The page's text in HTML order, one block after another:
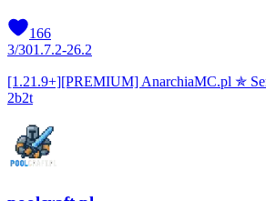
166
3/301.7.2-26.2
[1.21.9+][PREMIUM] AnarchiaMC.pl ✯
2b2t